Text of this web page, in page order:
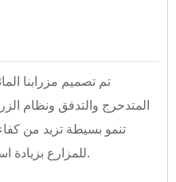
تم تصميم مزرابنا
المتدحرج والتدفق ونظام
تنمو بسيطة تزيد من
للمزارع بزيادة استخدام كل شبر من مساحة النمو.